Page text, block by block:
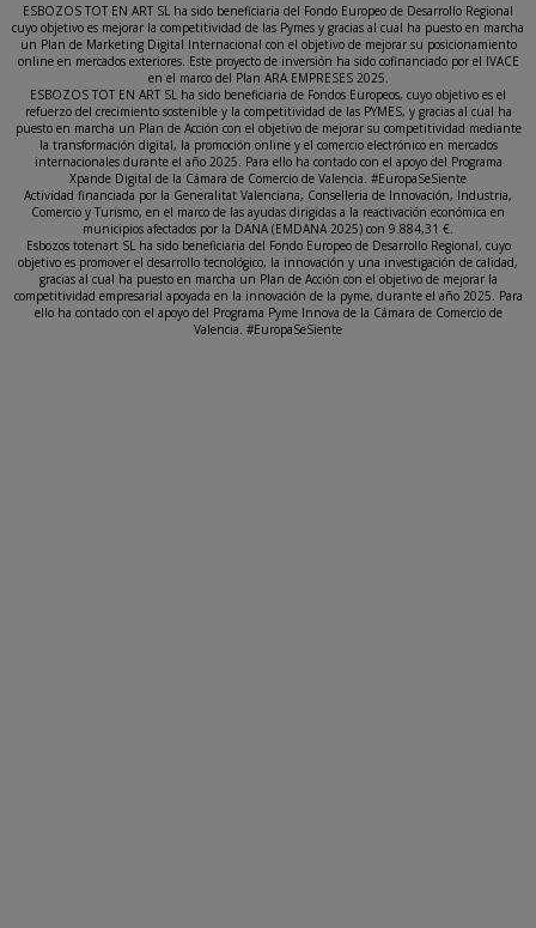
ESBOZOS TOT EN ART SL ha sido beneficiaria del Fondo Europeo de Desarrollo Regional
cuyo objetivo es mejorar la competitividad de las Pymes y gracias al cual ha puesto en marcha
un Plan de Marketing Digital Internacional con el objetivo de mejorar su posicionamiento
online en mercados exteriores. Este proyecto de inversión ha sido cofinanciado por el IVACE
en el marco del Plan ARA EMPRESES 2025.
ESBOZOS TOT EN ART SL ha sido beneficiaria de Fondos Europeos, cuyo objetivo es el
refuerzo del crecimiento sostenible y la competitividad de las PYMES, y gracias al cual ha
puesto en marcha un Plan de Acción con el objetivo de mejorar su competitividad mediante
la transformación digital, la promoción online y el comercio electrónico en mercados
internacionales durante el año 2025. Para ello ha contado con el apoyo del Programa
Xpande Digital de la Cámara de Comercio de Valencia. #EuropaSeSiente
Actividad financiada por la Generalitat Valenciana, Conselleria de Innovación, Industria,
Comercio y Turismo, en el marco de las ayudas dirigidas a la reactivación económica en
municipios afectados por la DANA (EMDANA 2025) con 9.884,31 €.
Esbozos totenart SL ha sido beneficiaria del Fondo Europeo de Desarrollo Regional, cuyo
objetivo es promover el desarrollo tecnológico, la innovación y una investigación de calidad,
gracias al cual ha puesto en marcha un Plan de Acción con el objetivo de mejorar la
competitividad empresarial apoyada en la innovación de la pyme, durante el año 2025. Para
ello ha contado con el apoyo del Programa Pyme Innova de la Cámara de Comercio de
Valencia. #EuropaSeSiente